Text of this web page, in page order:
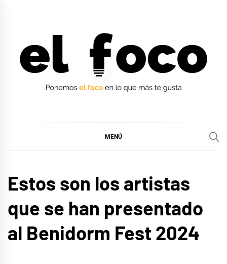
MENÚ
Estos son los artistas
que se han presentado
al Benidorm Fest 2024